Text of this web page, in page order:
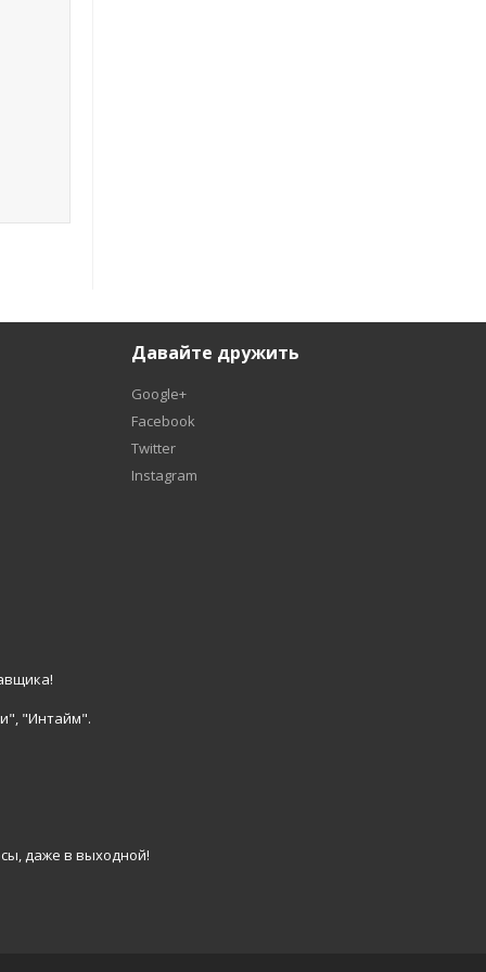
Давайте дружить
Google+
Facebook
Twitter
Instagram
"Интайм".
даже в выходной!